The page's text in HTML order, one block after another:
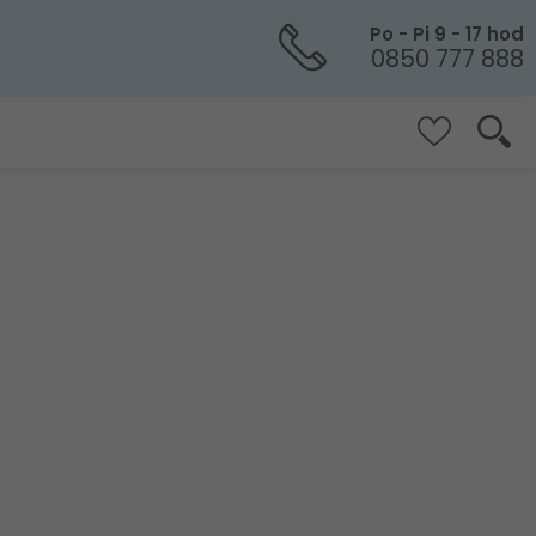
Po - Pi 9 - 17 hod
0850 777 888